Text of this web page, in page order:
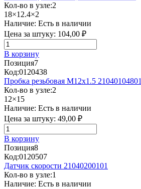
Кол-во в узле:2
18×12.4×2
Наличие: Есть в наличии
Цена за штуку: 104,00 ₽
В корзину
Позиция7
Код:0120438
Пробка резьбовая M12х1.5 21040104801
Кол-во в узле:2
12×15
Наличие: Есть в наличии
Цена за штуку: 49,00 ₽
В корзину
Позиция8
Код:0120507
Датчик скорости 21040200101
Кол-во в узле:1
Наличие: Есть в наличии